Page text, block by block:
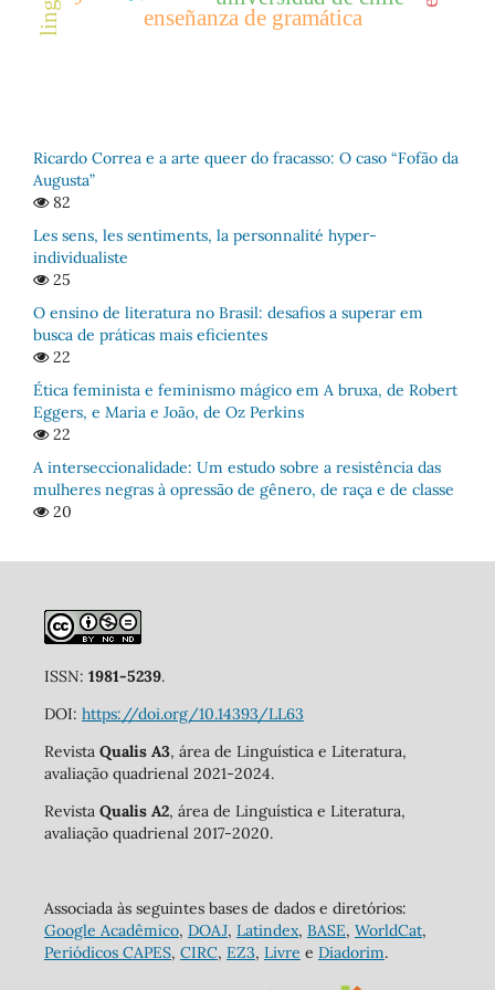
enseñanza de gramática
Ricardo Correa e a arte queer do fracasso: O caso “Fofão da
Augusta”
82
Les sens, les sentiments, la personnalité hyper-
individualiste
25
O ensino de literatura no Brasil: desafios a superar em
busca de práticas mais eficientes
22
Ética feminista e feminismo mágico em A bruxa, de Robert
Eggers, e Maria e João, de Oz Perkins
22
A interseccionalidade: Um estudo sobre a resistência das
mulheres negras à opressão de gênero, de raça e de classe
20
ISSN: 1981-5239.
DOI: https://doi.org/10.14393/LL63
Revista Qualis A3, área de Linguística e Literatura,
avaliação quadrienal 2021-2024.
Revista Qualis A2, área de Linguística e Literatura,
avaliação quadrienal 2017-2020.
Associada às seguintes bases de dados e diretórios:
Google Acadêmico, DOAJ, Latindex, BASE, WorldCat,
Periódicos CAPES, CIRC, EZ3, Livre e Diadorim.